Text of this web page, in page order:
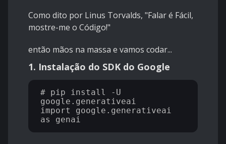
Como dito por Linus Torvalds, "Falar é Fácil,
mostre-me o Código!"
então mãos na massa e vamos codar...
1. Instalação do SDK do Google
# pip install -U
google.generativeai
import google.generativeai